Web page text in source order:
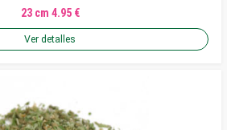
23 cm 4.95 €
Ver detalles